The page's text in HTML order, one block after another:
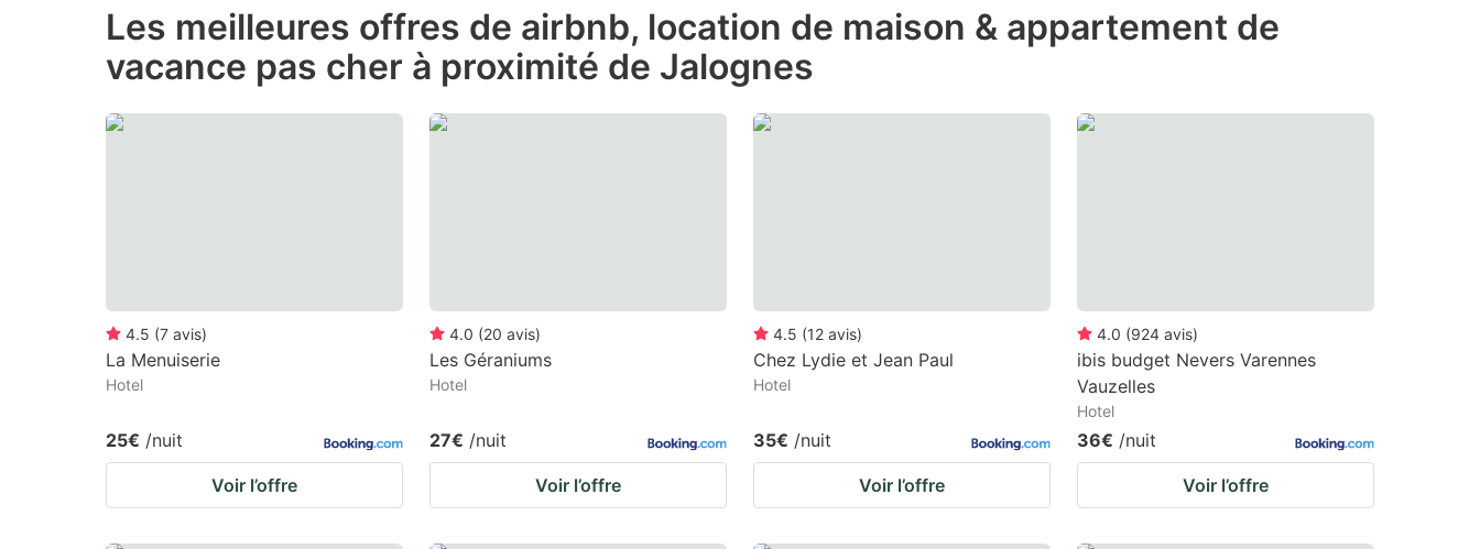
the
question
for
changing
the
question
for
changing
Les meilleures offres de airbnb, location de maison & appartement de
vacance pas cher à proximité de Jalognes
4.5 (7 avis)
La Menuiserie
Hotel
25€ /nuit
Voir l’offre
4.0 (20 avis)
Les Géraniums
Hotel
27€ /nuit
Voir l’offre
4.5 (12 avis)
Chez Lydie et Jean Paul
Hotel
35€ /nuit
Voir l’offre
4.0 (924 avis)
ibis budget Nevers Varennes
Vauzelles
Hotel
36€ /nuit
Voir l’offre